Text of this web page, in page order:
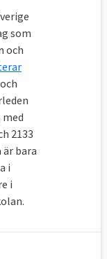
som
och
2133
är bara
i
i